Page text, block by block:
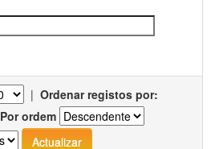
| Ordenar registos por:
Por ordem